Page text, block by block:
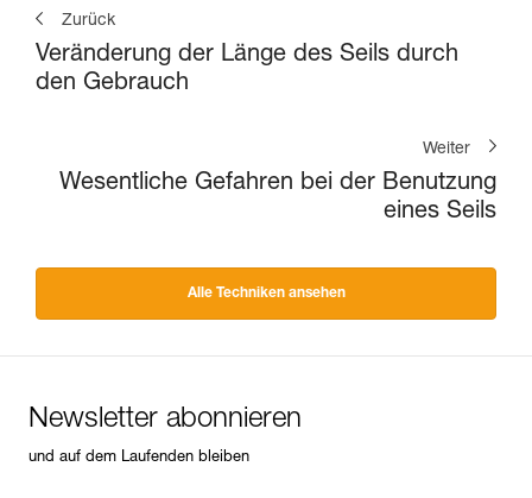
Zurück
Veränderung der Länge des Seils durch
den Gebrauch
Weiter
Wesentliche Gefahren bei der Benutzung
eines Seils
Alle Techniken ansehen
Newsletter abonnieren
und auf dem Laufenden bleiben